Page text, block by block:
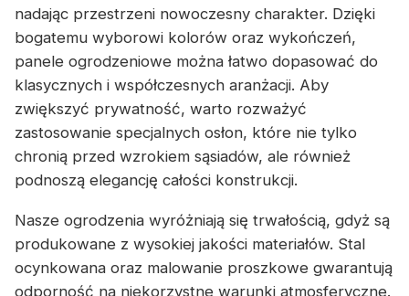
nadając przestrzeni nowoczesny charakter. Dzięki
bogatemu wyborowi kolorów oraz wykończeń,
panele ogrodzeniowe można łatwo dopasować do
klasycznych i współczesnych aranżacji. Aby
zwiększyć prywatność, warto rozważyć
zastosowanie specjalnych osłon, które nie tylko
chronią przed wzrokiem sąsiadów, ale również
podnoszą elegancję całości konstrukcji.
Nasze ogrodzenia wyróżniają się trwałością, gdyż są
produkowane z wysokiej jakości materiałów. Stal
ocynkowana oraz malowanie proszkowe gwarantują
odporność na niekorzystne warunki atmosferyczne.